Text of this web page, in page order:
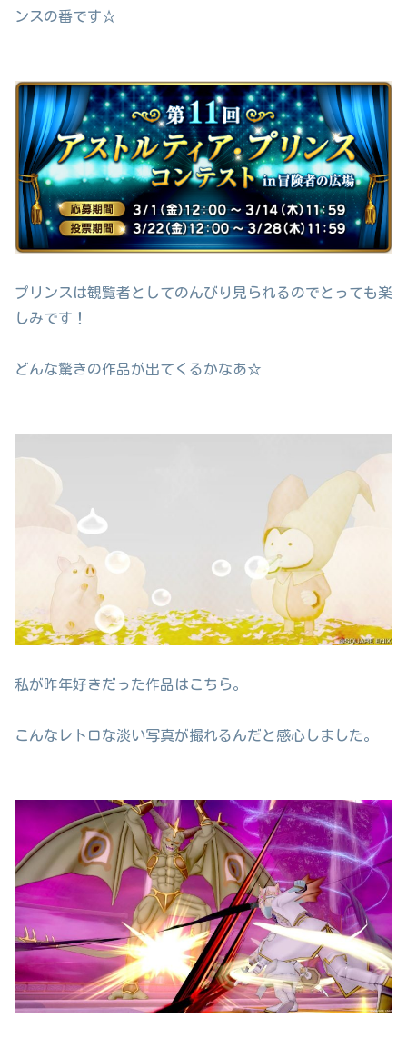
ンスの番です☆
プリンスは観覧者としてのんびり見られるのでとっても楽
しみです！
どんな驚きの作品が出てくるかなあ☆
私が昨年好きだった作品はこちら。
こんなレトロな淡い写真が撮れるんだと感心しました。